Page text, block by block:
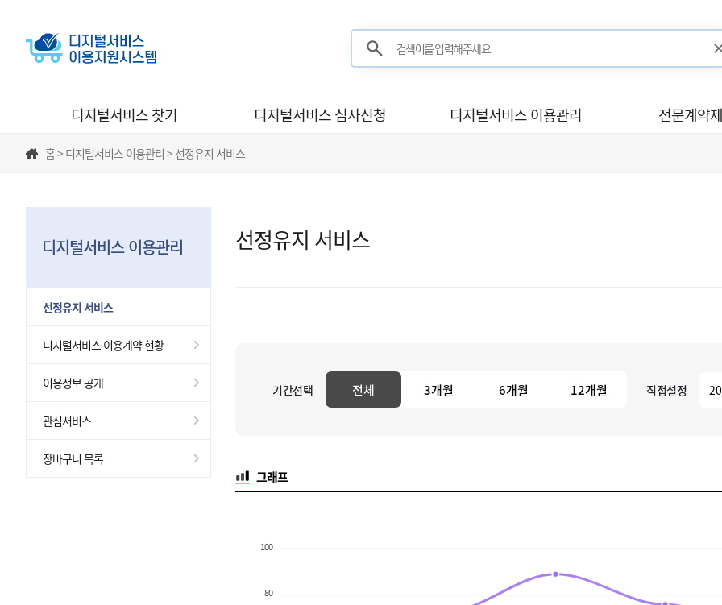
검색어를 입력해주세요
디지털서비스 찾기 디지털서비스 심사신청 디지털서비스 이용관리 전문계약
홈 > 디지털서비스 이용관리 > 선정유지 서비스
디지털서비스 이용관리
선정유지 서비스
디지털서비스 이용계약 현황
이용정보 공개
관심서비스
장바구니 목록
선정유지 서비스
기간선택 전체 3개월 6개월 12개월 직접설정
그래프
100
80